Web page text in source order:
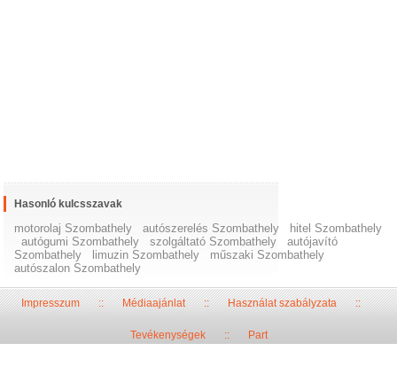
Hasonló kulcsszavak
motorolaj Szombathely autószerelés Szombathely
hitel Szombathely
autógumi Szombathely
szolgáltató Szombathely
autójavító
Szombathely
limuzin Szombathely
műszaki Szombathely
autószalon Szombathely
Impresszum::Médiaajánlat::Használat szabályzata::
Tevékenységek:: Part